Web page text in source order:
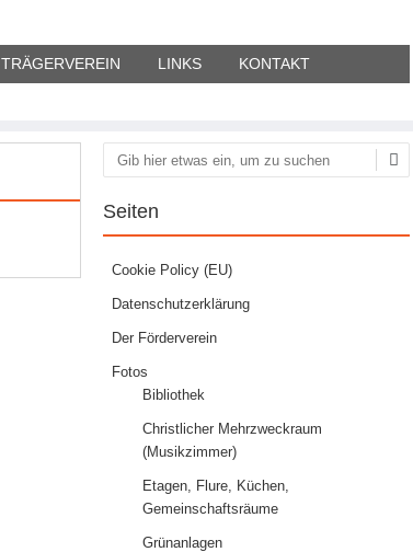
TRÄGERVEREIN LINKS KONTAKT
Suchen
Seiten
Cookie Policy (EU)
Datenschutzerklärung
Der Förderverein
Fotos
Bibliothek
Christlicher Mehrzweckraum
(Musikzimmer)
Etagen, Flure, Küchen,
Gemeinschaftsräume
Grünanlagen